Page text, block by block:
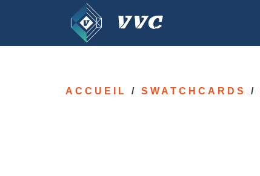
ACCUEIL / SWATCHCARDS /